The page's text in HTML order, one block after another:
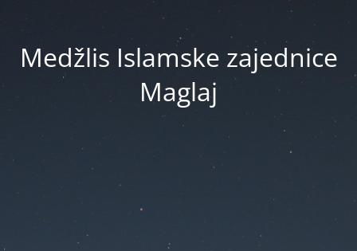
Medžlis Islamske zajednice
Maglaj